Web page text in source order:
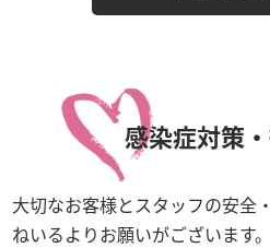
感染症対策
大切なお客様とスタッフの安全
ねいるよりお願いがございます。